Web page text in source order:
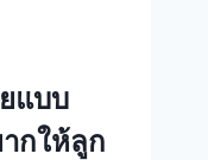
แบบ
กให้ลูก